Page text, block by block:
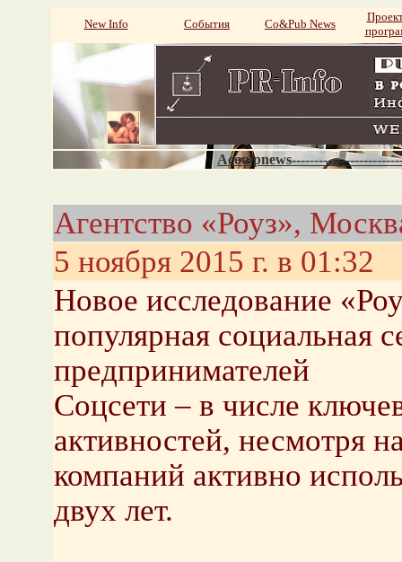
New Info События Со&Pub News
Агентство «Роуз»,
5 ноября 2015 г. в 01:32
Новое исследование
популярная социальная
предпринимателей
Соцсети – в числе
активностей, несмотря
компаний активно
двух лет.